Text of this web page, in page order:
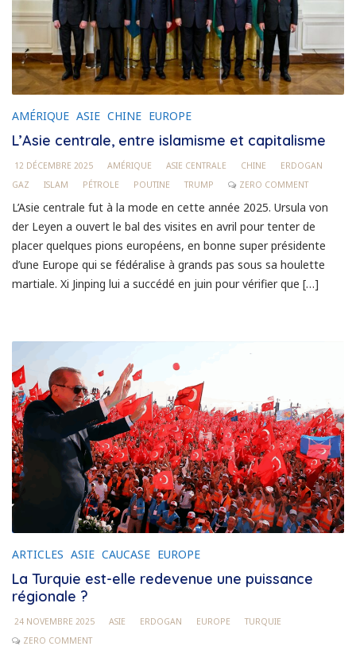
AMÉRIQUE ASIE CHINE EUROPE
L’Asie centrale, entre islamisme et capitalisme
12 DÉCEMBRE 2025 AMÉRIQUE ASIE CENTRALE CHINE
ERDOGAN
GAZ
ISLAM PÉTROLE POUTINE TRUMP ZERO COMMENT
L’Asie centrale fut à la mode en cette année 2025. Ursula von
der Leyen a ouvert le bal des visites en avril pour tenter de
placer quelques pions européens, en bonne super présidente
d’une Europe qui se fédéralise à grands pas sous sa houlette
martiale. Xi Jinping lui a succédé en juin pour vérifier que […]
ARTICLES ASIE CAUCASE EUROPE
La Turquie est-elle redevenue une puissance
régionale ?
24 NOVEMBRE 2025 ASIE ERDOGAN EUROPE
TURQUIE
ZERO COMMENT